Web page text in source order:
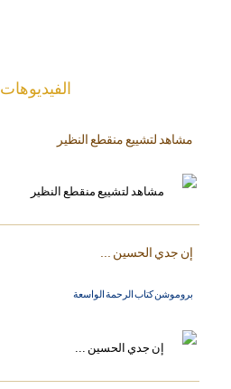
الفیدیوهات
مشاهد لتشييع منقطع النظير
إن جدي الحسين ...
بروموشن كتاب الرحمة الواسعة